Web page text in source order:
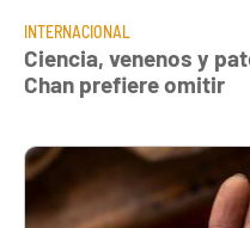
INTERNACIONAL
Ciencia, venenos y
Chan prefiere omitir